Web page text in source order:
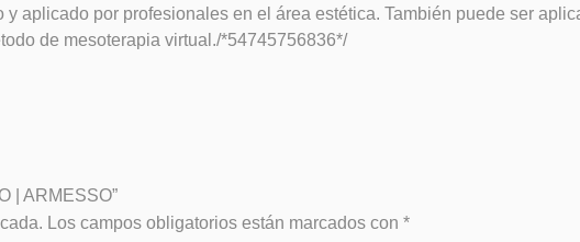
aplicado por profesionales en el área estética. También puede ser
de mesoterapia virtual./*54745756836*/
| ARMESSO”
Los campos obligatorios están marcados con *